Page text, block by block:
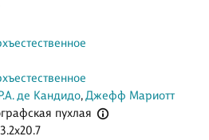
де Кандидо,Джефф Мариотт
пухлая